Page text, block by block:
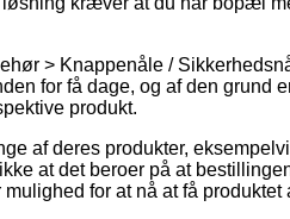
> Knappenåle /
for få dage, og af den grund
produkt.
af deres produkter,
at det beroer på at
for at nå at få produktet